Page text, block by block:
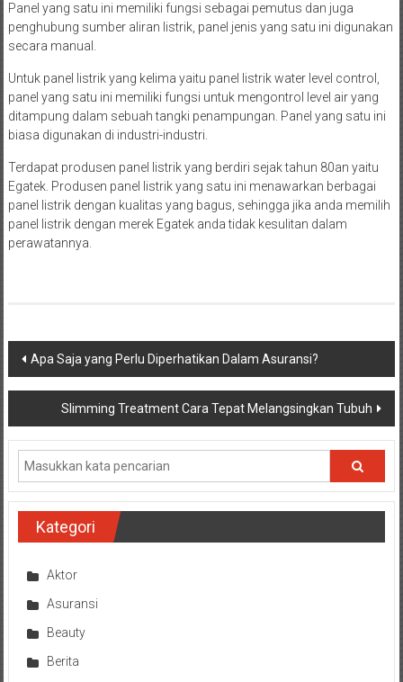
Panel yang satu ini memiliki fungsi sebagai pemutus dan juga
penghubung sumber aliran listrik, panel jenis yang satu ini digunakan
secara manual.
Untuk panel listrik yang kelima yaitu panel listrik water level control,
panel yang satu ini memiliki fungsi untuk mengontrol level air yang
ditampung dalam sebuah tangki penampungan. Panel yang satu ini
biasa digunakan di industri-industri.
Terdapat produsen panel listrik yang berdiri sejak tahun 80an yaitu
Egatek. Produsen panel listrik yang satu ini menawarkan berbagai
panel listrik dengan kualitas yang bagus, sehingga jika anda memilih
panel listrik dengan merek Egatek anda tidak kesulitan dalam
perawatannya.
Navigasi
pos
Apa Saja yang Perlu Diperhatikan Dalam Asuransi?
Slimming Treatment Cara Tepat Melangsingkan Tubuh
Kategori
Aktor
Asuransi
Beauty
Berita